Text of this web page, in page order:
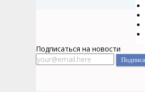
Подписаться на новости